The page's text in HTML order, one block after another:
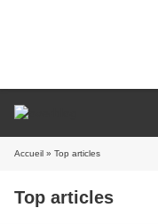
Accueil » Top articles
Top articles